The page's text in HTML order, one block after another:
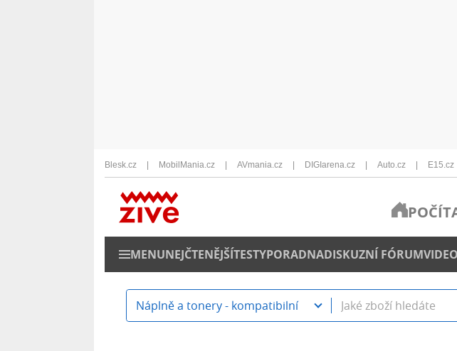
Blesk.cz MobilMania.cz AVmania.cz DIGIarena.cz Auto.cz E15.cz
MENUNEJČTENĚJŠÍTESTYPORADNADISKUZNÍ FÓRUMVIDEO
Náplně a tonery - kompatibilní